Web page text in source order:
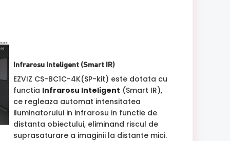
Infrarosu Inteligent (Smart IR)
EZVIZ CS-BC1C-4K(SP-kit) este dotata cu
functia Infrarosu Inteligent (Smart IR),
ce regleaza automat intensitatea
iluminatorului in infrarosu in functie de
distanta obiectului, eliminand riscul de
suprasaturare a imaginii la distante mici.